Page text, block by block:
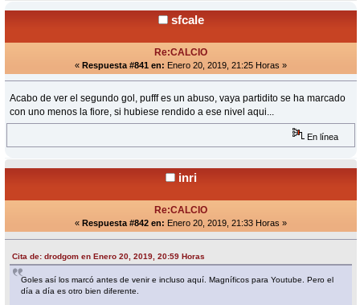
sfcale
Re:CALCIO
« Respuesta #841 en: Enero 20, 2019, 21:25 Horas »
Acabo de ver el segundo gol, pufff es un abuso, vaya partidito se ha marcado
con uno menos la fiore, si hubiese rendido a ese nivel aqui...
En línea
inri
Re:CALCIO
« Respuesta #842 en: Enero 20, 2019, 21:33 Horas »
Cita de: drodgom en Enero 20, 2019, 20:59 Horas
Goles así los marcó antes de venir e incluso aquí. Magníficos para Youtube. Pero el
día a día es otro bien diferente.